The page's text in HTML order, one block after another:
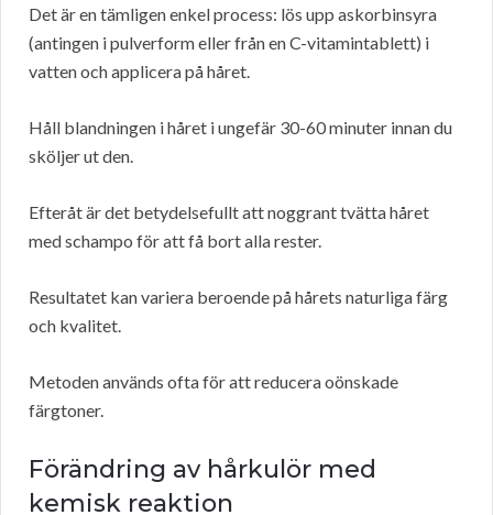
Det är en tämligen enkel process: lös upp askorbinsyra
(antingen i pulverform eller från en C-vitamintablett) i
vatten och applicera på håret.
Håll blandningen i håret i ungefär 30-60 minuter innan du
sköljer ut den.
Efteråt är det betydelsefullt att noggrant tvätta håret
med schampo för att få bort alla rester.
Resultatet kan variera beroende på hårets naturliga färg
och kvalitet.
Metoden används ofta för att reducera oönskade
färgtoner.
Förändring av hårkulör med
kemisk reaktion